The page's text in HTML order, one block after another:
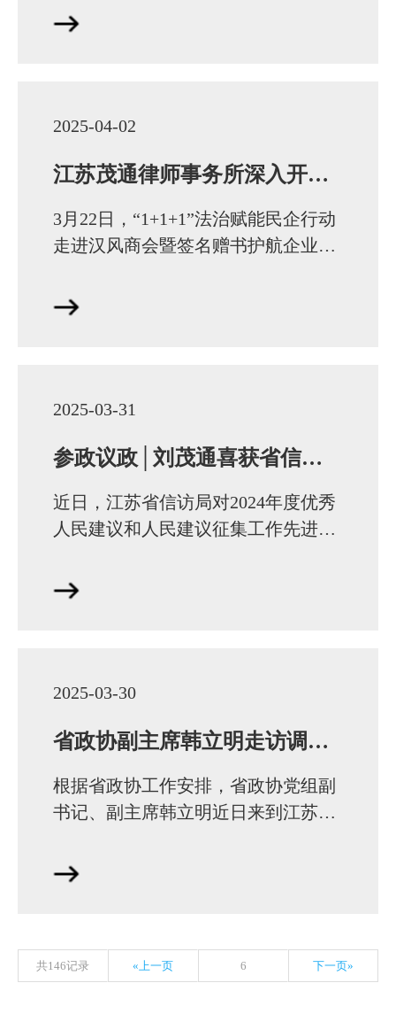
实施，企业合规与法律风险防控成为
2025-04-02
江苏茂通律师事务所深入开展“1+1+1”法治赋能民企行动
3月22日，“1+1+1”法治赋能民企行动
走进汉风商会暨签名赠书护航企业高
委员、江苏茂通律师事务所党支部书
2025-03-31
参政议政│刘茂通喜获省信访局表彰
近日，江苏省信访局对2024年度优秀
人民建议和人民建议征集工作先进单
苏茂通律师事务所党支部书记刘茂通
2025-03-30
省政协副主席韩立明走访调研刘茂通委员工作室
根据省政协工作安排，省政协党组副
书记、副主席韩立明近日来到江苏茂
作室。省政协提案委员会副主任陈文
共146记录 «上一页 6 下一页»